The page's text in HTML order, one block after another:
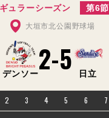
ュラーシーズン 第6節
大垣市北公園野球場
デンソー2-5 日立
2 3 4 5 6 7